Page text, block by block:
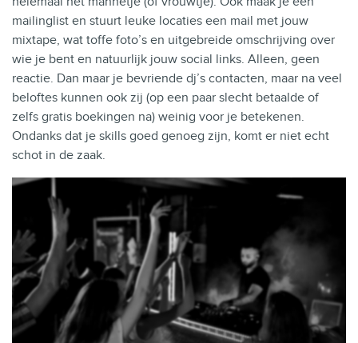
mailinglist en stuurt leuke locaties een mail met jouw
mixtape, wat toffe foto’s en uitgebreide omschrijving over
wie je bent en natuurlijk jouw social links. Alleen, geen
reactie. Dan maar je bevriende dj’s contacten, maar na veel
beloftes kunnen ook zij (op een paar slecht betaalde of
zelfs gratis boekingen na) weinig voor je betekenen.
Ondanks dat je skills goed genoeg zijn, komt er niet echt
schot in de zaak.